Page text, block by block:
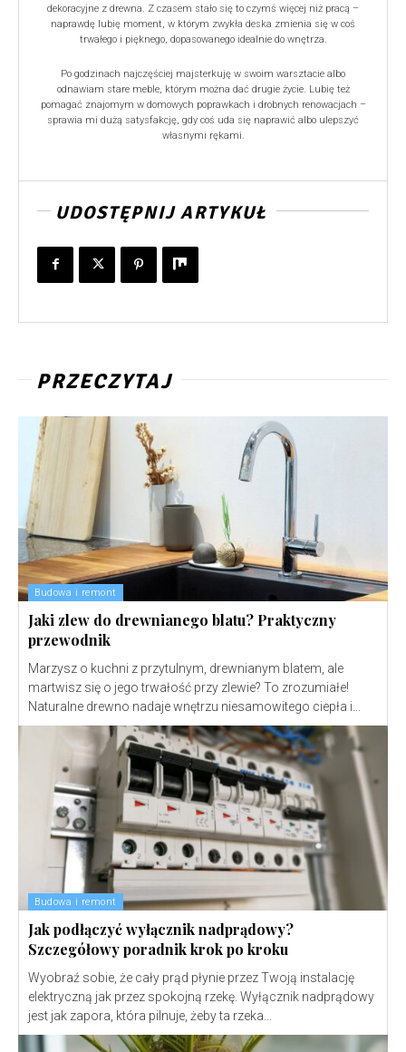
dekoracyjne z drewna. Z czasem stało się to czymś więcej niż pracą –
naprawdę lubię moment, w którym zwykła deska zmienia się w coś
trwałego i pięknego, dopasowanego idealnie do wnętrza.
Po godzinach najczęściej majsterkuję w swoim warsztacie albo
odnawiam stare meble, którym można dać drugie życie. Lubię też
pomagać znajomym w domowych poprawkach i drobnych renowacjach –
sprawia mi dużą satysfakcję, gdy coś uda się naprawić albo ulepszyć
własnymi rękami.
UDOSTĘPNIJ ARTYKUŁ
PRZECZYTAJ
Budowa i remont
Jaki zlew do drewnianego blatu? Praktyczny
przewodnik
Marzysz o kuchni z przytulnym, drewnianym blatem, ale
martwisz się o jego trwałość przy zlewie? To zrozumiałe!
Naturalne drewno nadaje wnętrzu niesamowitego ciepła i...
Budowa i remont
Jak podłączyć wyłącznik nadprądowy?
Szczegółowy poradnik krok po kroku
Wyobraź sobie, że cały prąd płynie przez Twoją instalację
elektryczną jak przez spokojną rzekę. Wyłącznik nadprądowy
jest jak zapora, która pilnuje, żeby ta rzeka...